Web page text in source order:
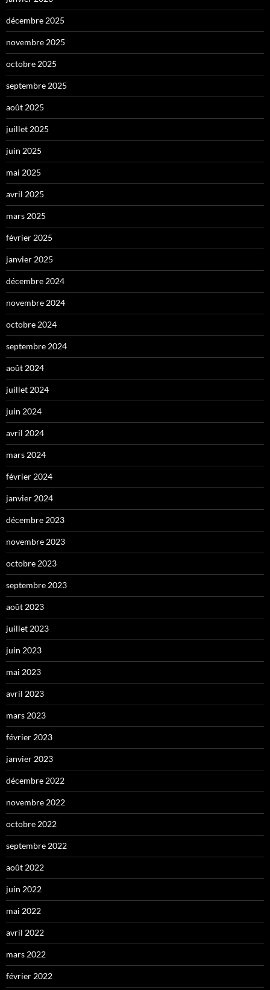
décembre 2025
novembre 2025
octobre 2025
septembre 2025
août 2025
juillet 2025
juin 2025
mai 2025
avril 2025
mars 2025
février 2025
janvier 2025
décembre 2024
novembre 2024
octobre 2024
septembre 2024
août 2024
juillet 2024
juin 2024
avril 2024
mars 2024
février 2024
janvier 2024
décembre 2023
novembre 2023
octobre 2023
septembre 2023
août 2023
juillet 2023
juin 2023
mai 2023
avril 2023
mars 2023
février 2023
janvier 2023
décembre 2022
novembre 2022
octobre 2022
septembre 2022
août 2022
juin 2022
mai 2022
avril 2022
mars 2022
février 2022